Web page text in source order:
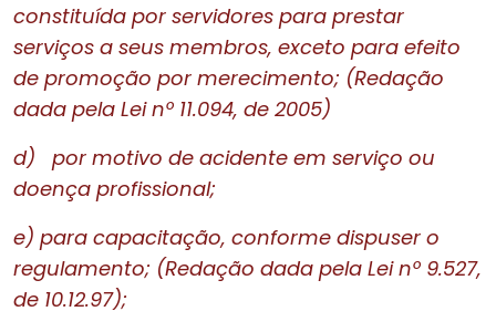
constituída por servidores para prestar
serviços a seus membros, exceto para efeito
de promoção por merecimento; (Redação
dada pela Lei nº 11.094, de 2005)
d)
por motivo de acidente em serviço ou
doença profissional;
e) para capacitação, conforme dispuser o
regulamento; (Redação dada pela Lei nº 9.527,
de 10.12.97);